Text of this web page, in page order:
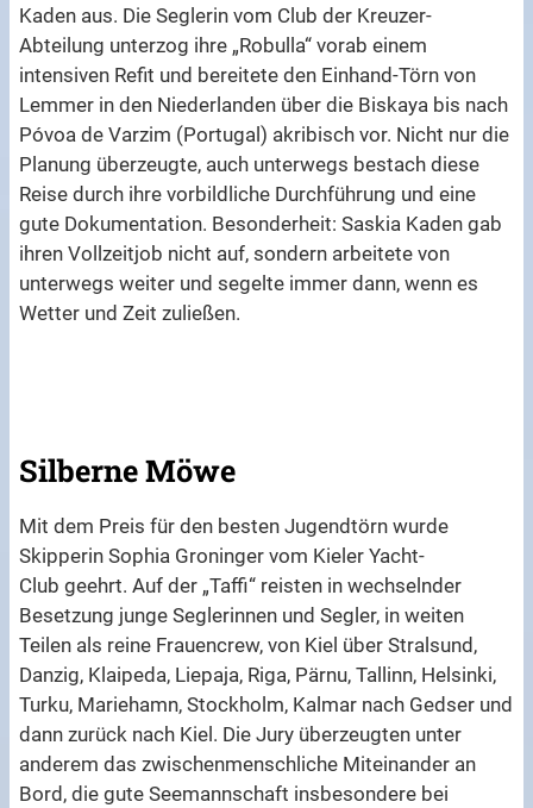
Kaden aus. Die Seglerin vom Club der Kreuzer-
Abteilung unterzog ihre „Robulla“ vorab einem
intensiven Refit und bereitete den Einhand-Törn von
Lemmer in den Niederlanden über die Biskaya bis nach
Póvoa de Varzim (Portugal) akribisch vor. Nicht nur die
Planung überzeugte, auch unterwegs bestach diese
Reise durch ihre vorbildliche Durchführung und eine
gute Dokumentation. Besonderheit: Saskia Kaden gab
ihren Vollzeitjob nicht auf, sondern arbeitete von
unterwegs weiter und segelte immer dann, wenn es
Wetter und Zeit zuließen.
Silberne Möwe
Mit dem Preis für den besten Jugendtörn wurde
Skipperin Sophia Groninger vom Kieler Yacht-
Club geehrt. Auf der „Taffi“ reisten in wechselnder
Besetzung junge Seglerinnen und Segler, in weiten
Teilen als reine Frauencrew, von Kiel über Stralsund,
Danzig, Klaipeda, Liepaja, Riga, Pärnu, Tallinn, Helsinki,
Turku, Mariehamn, Stockholm, Kalmar nach Gedser und
dann zurück nach Kiel. Die Jury überzeugten unter
anderem das zwischenmenschliche Miteinander an
Bord, die gute Seemannschaft insbesondere bei